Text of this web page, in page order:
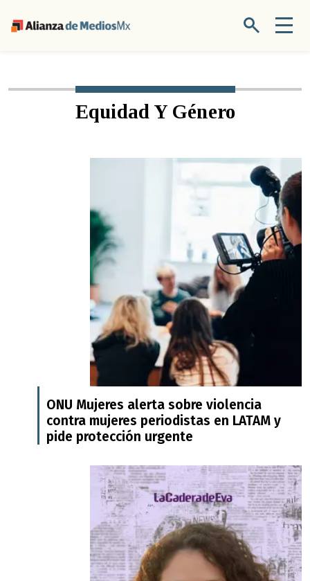
Equidad Y Género
ONU Mujeres alerta sobre violencia
contra mujeres periodistas en LATAM y
pide protección urgente